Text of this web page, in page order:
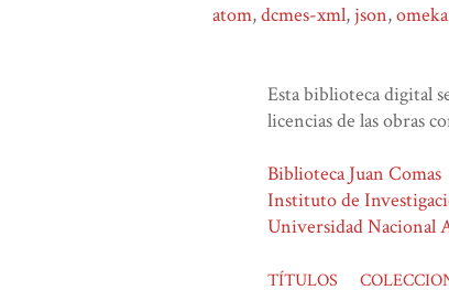
atom,dcmes-xml, json,
Esta biblioteca digital
licencias de las obras
Biblioteca Juan Comas
Instituto de
Universidad Nacional
TÍTULOS